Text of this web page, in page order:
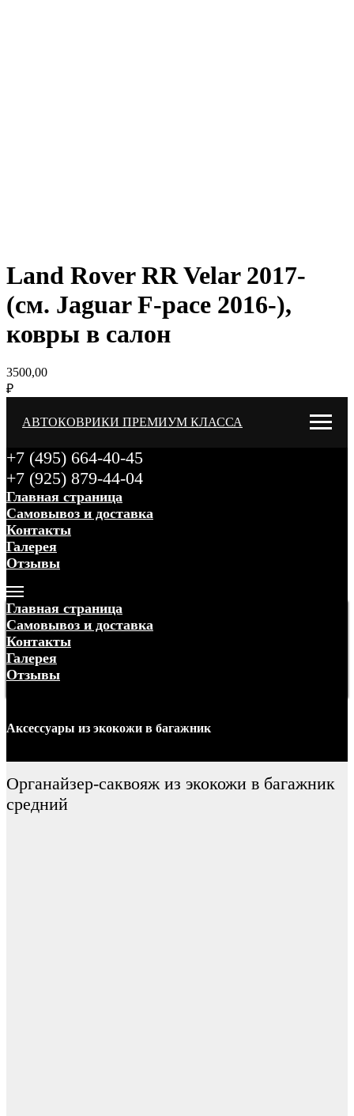
Land Rover RR Velar 2017-
(см. Jaguar F-pace 2016-),
ковры в салон
3500,00
₽
АВТОКОВРИКИ ПРЕМИУМ КЛАССА
+7 (495) 664-40-45
+7 (925) 879-44-04
Главная страница
Самовывоз и доставка
Контакты
Галерея
Отзывы
Главная страница
Самовывоз и доставка
Контакты
Галерея
Отзывы
Аксессуары из экокожи в багажник
Органайзер-саквояж из экокожи в багажник
средний